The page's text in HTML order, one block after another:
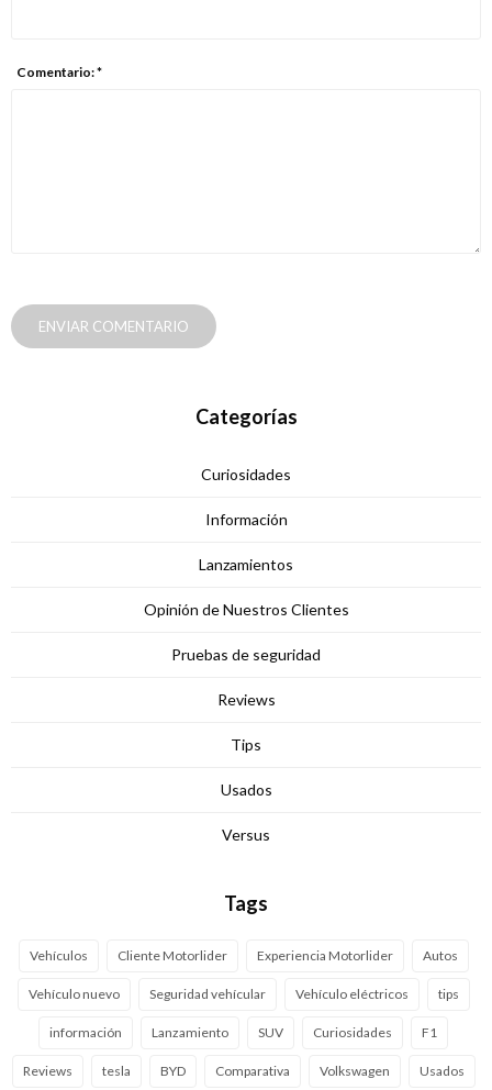
Comentario: *
ENVIAR COMENTARIO
Categorías
Curiosidades
Información
Lanzamientos
Opinión de Nuestros Clientes
Pruebas de seguridad
Reviews
Tips
Usados
Versus
Tags
Vehículos Cliente Motorlider Experiencia Motorlider Autos
Vehículo nuevo Seguridad vehícular Vehículo eléctricos tips
información Lanzamiento SUV Curiosidades F1
Reviews tesla BYD Comparativa Volkswagen Usados